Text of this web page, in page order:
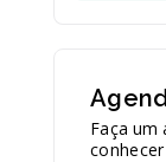
Faça um